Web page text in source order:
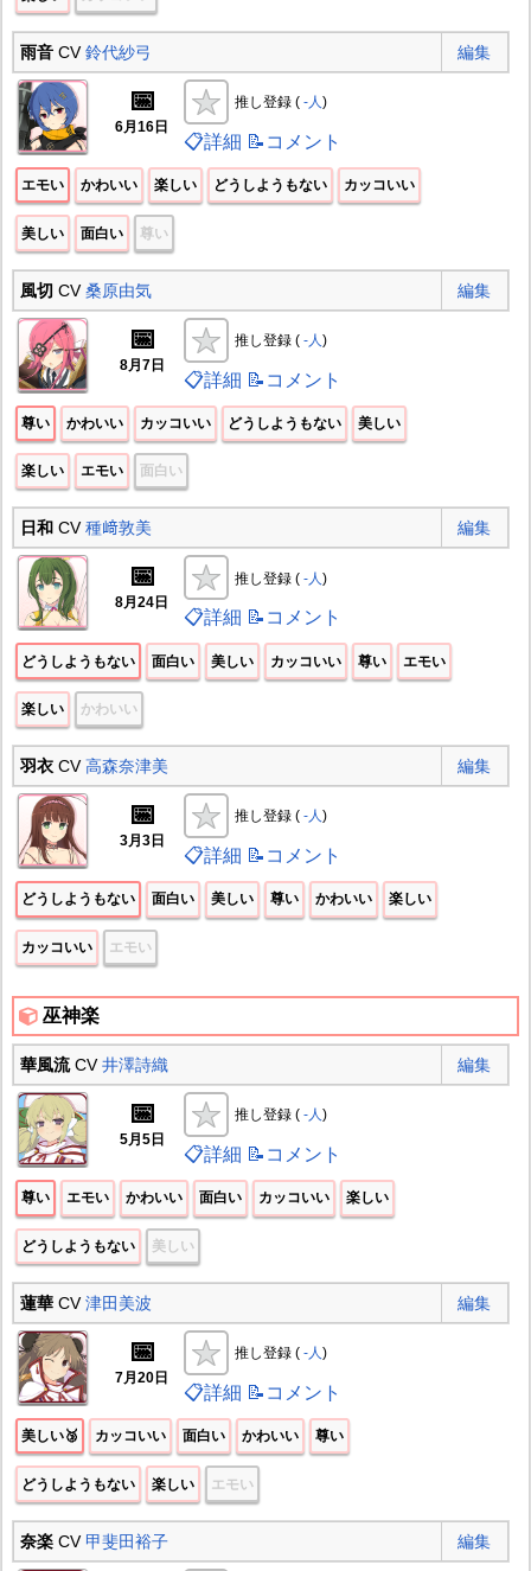
雨音CV鈴代紗弓 編集
📅
6月16日
推し登録 ( -人)
📋詳細 📝コメント
エモい かわいい 楽しい どうしようもない カッコいい
美しい 面白い 尊い
風切 CV桑原由気 編集
📅
8月7日
推し登録 ( -人)
📋詳細 📝コメント
尊い かわいい カッコいい どうしようもない 美しい
楽しい エモい 面白い
日和CV種﨑敦美 編集
📅
8月24日
推し登録 ( -人 )
📋詳細 📝コメント
どうしようもない 面白い 美しい カッコいい 尊い エモい
楽しい かわいい
羽衣CV高森奈津美 編集
📅
3月3日
推し登録 ( -人)
📋詳細 📝コメント
どうしようもない 面白い 美しい 尊い かわいい 楽しい
カッコいい エモい
巫神楽
華風流CV井澤詩織 編集
📅
5月5日
推し登録 ( -人)
📋詳細 📝コメント
尊い エモい かわいい 面白い カッコいい 楽しい
どうしようもない 美しい
蓮華CV津田美波 編集
📅
7月20日
推し登録 ( -人)
📋詳細 📝コメント
美しい🥉 カッコいい 面白い かわいい 尊い
どうしようもない 楽しい エモい
奈楽CV 甲斐田裕子 編集